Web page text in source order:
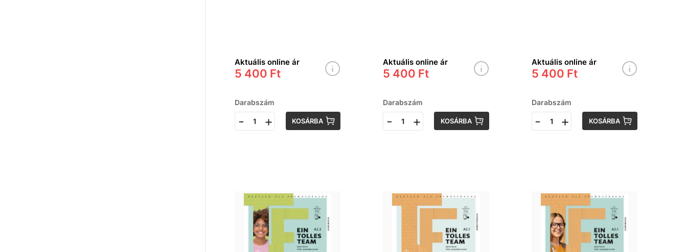
Aktuális online ár
5 400 Ft
Darabszám
- + KOSÁRBA
Aktuális online ár
5 400 Ft
Darabszám
- + KOSÁRBA
Aktuális online ár
5 400 Ft
Darabszám
- + KOSÁRBA